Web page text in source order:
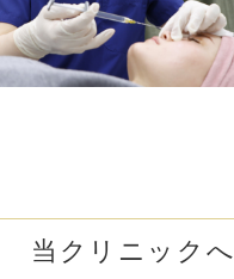
#クレーター肌改善
#蒙古襞
#小鼻の広がりを解消
#隠れ
当クリニック